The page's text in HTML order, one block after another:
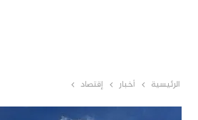
الرئيسية أخبار إقتصاد